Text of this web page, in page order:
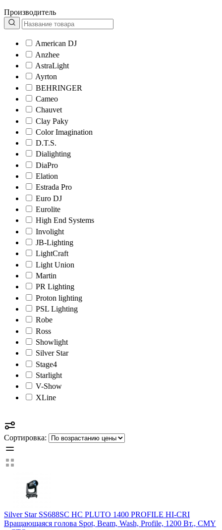
Производитель
American DJ
Anzhee
AstraLight
Ayrton
BEHRINGER
Cameo
Chauvet
Clay Paky
Color Imagination
D.T.S.
Dialighting
DiaPro
Elation
Estrada Pro
Euro DJ
Eurolite
High End Systems
Involight
JB-Lighting
LightCraft
Light Union
Martin
PR Lighting
Proton lighting
PSL Lighting
Robe
Ross
Showlight
Silver Star
Stage4
Starlight
V-Show
XLine
Сортировка:
Silver Star SS688SC HC PLUTO 1400 PROFILE HI-CRI
Вращающаяся голова Spot, Beam, Wash, Profile, 1200 Вт., CMY